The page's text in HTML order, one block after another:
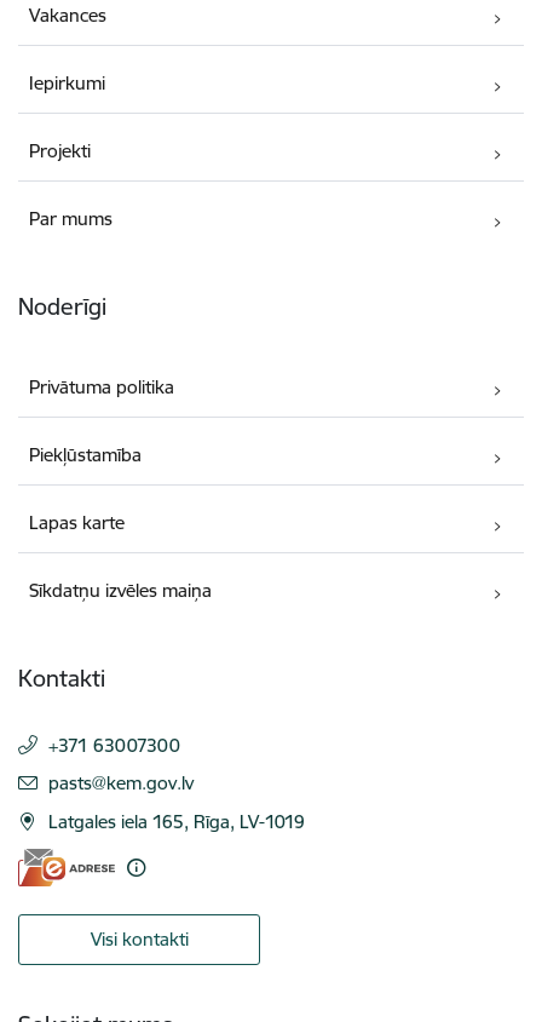
Vakances
Iepirkumi
Projekti
Par mums
Noderīgi
Privātuma politika
Piekļūstamība
Lapas karte
Sīkdatņu izvēles maiņa
Kontakti
+371 63007300
E-pasts:
pasts@kem.gov.lv
Latgales iela 165, Rīga, LV-1019
Visi kontakti